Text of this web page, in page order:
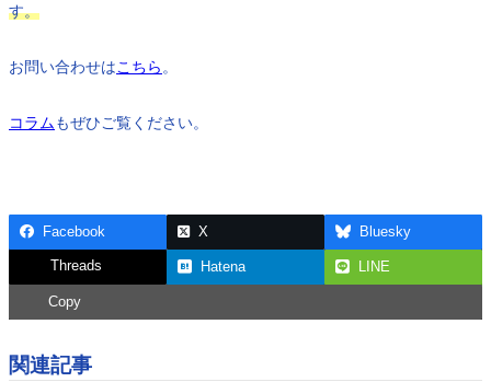
す。
お問い合わせはこちら 。
コラムもぜひご覧ください。
Facebook X Bluesky
Threads Hatena LINE
Copy
関連記事